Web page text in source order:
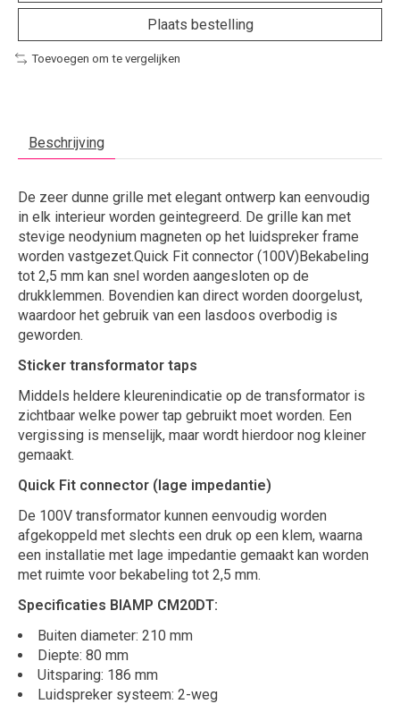
Plaats bestelling
Toevoegen om te vergelijken
Beschrijving
De zeer dunne grille met elegant ontwerp kan eenvoudig
in elk interieur worden geintegreerd. De grille kan met
stevige neodynium magneten op het luidspreker frame
worden vastgezet.Quick Fit connector (100V)Bekabeling
tot 2,5 mm kan snel worden aangesloten op de
drukklemmen. Bovendien kan direct worden doorgelust,
waardoor het gebruik van een lasdoos overbodig is
geworden.
Sticker transformator taps
Middels heldere kleurenindicatie op de transformator is
zichtbaar welke power tap gebruikt moet worden. Een
vergissing is menselijk, maar wordt hierdoor nog kleiner
gemaakt.
Quick Fit connector (lage impedantie)
De 100V transformator kunnen eenvoudig worden
afgekoppeld met slechts een druk op een klem, waarna
een installatie met lage impedantie gemaakt kan worden
met ruimte voor bekabeling tot 2,5 mm.
Specificaties BIAMP CM20DT:
Buiten diameter: 210 mm
Diepte: 80 mm
Uitsparing: 186 mm
Luidspreker systeem: 2-weg